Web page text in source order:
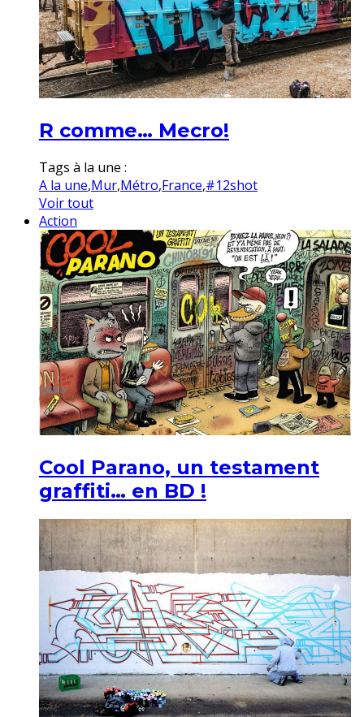
R comme… Mecro!
Tags à la une :
A la une,Mur,Métro,France,#12shot
Voir tout
Action
Cool Parano, un testament
graffiti… en BD !